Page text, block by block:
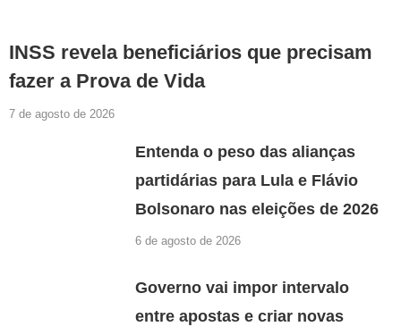
INSS revela beneficiários que precisam
fazer a Prova de Vida
7 de agosto de 2026
Entenda o peso das alianças
partidárias para Lula e Flávio
Bolsonaro nas eleições de 2026
6 de agosto de 2026
Governo vai impor intervalo
entre apostas e criar novas